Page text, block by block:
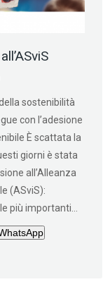
sostenibilità
con l’adesione
È scattata la
giorni è stata
all’Alleanza
(ASviS):
più importanti…